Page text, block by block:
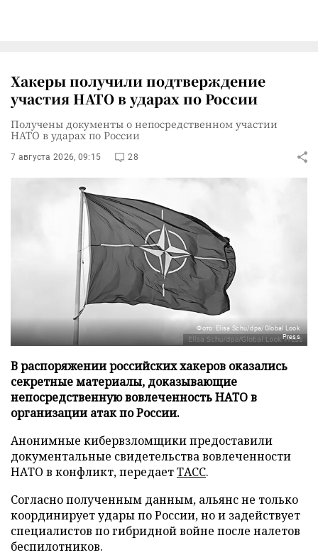
Хакеры получили подтверждение
участия НАТО в ударах по России
Получены документы о непосредственном участии
НАТО в ударах по России
7 августа 2026, 09:15 28
Фото: Elisa Schu/dpa/Global Look
Press
В распоряжении российских хакеров оказались
секретные материалы, доказывающие
непосредственную вовлеченность НАТО в
организации атак по России.
Анонимные кибервзломщики предоставили
документальные свидетельства вовлеченности
НАТО в конфликт, передаетТАСС.
Согласно полученным данным, альянс не только
координирует удары по России, но и задействует
специалистов по гибридной войне после налетов
беспилотников.